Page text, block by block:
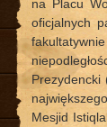
na Placu
oficjalnych
Prezydencki
Mesjid